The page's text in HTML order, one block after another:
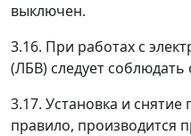
выключен.
3.16. При работах с
(ЛБВ) следует
3.17. Установка и снятие
правило, производится